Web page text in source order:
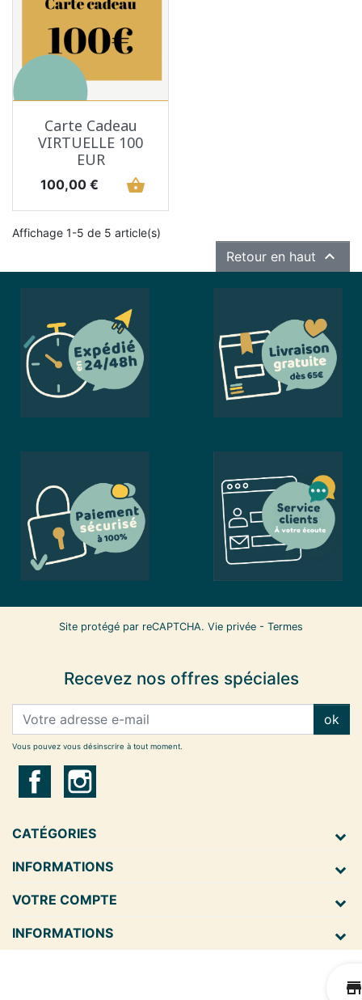
Carte Cadeau
VIRTUELLE 100
EUR
Prix
100,00 € shopping_basket
Affichage 1-5 de 5 article(s)
Retour en haut 
Site protégé par reCAPTCHA. Vie privée - Termes
Recevez nos offres spéciales
ok
Vous pouvez vous désinscrire à tout moment.
CATÉGORIES
INFORMATIONS
VOTRE COMPTE
INFORMATIONS